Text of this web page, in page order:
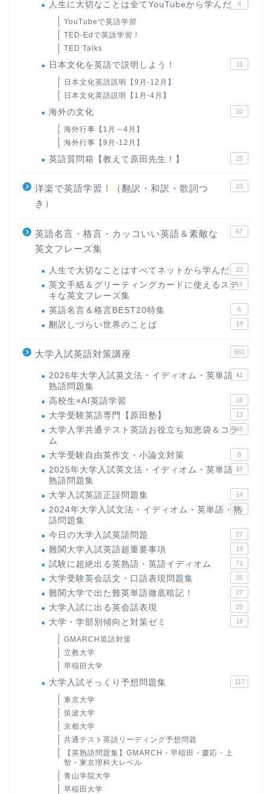
人生に大切なことは全てYouTubeから学んだ 4
YouTubeで英語学習
TED-Edで英語学習！
TED Talks
日本文化を英語で説明しよう！ 11
日本文化英語説明【9月-12月】
日本文化英語説明【1月-4月】
海外の文化 10
海外行事【1月～4月】
海外行事【9月-12月】
英語質問箱【教えて原田先生！】 25
洋楽で英語学習！（翻訳・和訳・歌詞つ
き）
23
英語名言・格言・カッコいい英語＆素敵な
英文フレーズ集
67
人生で大切なことはすべてネットから学んだ 23
英文手紙＆グリーティングカードに使えるステ
キな英文フレーズ集
19
英語名言＆格言BEST20特集 6
翻訳しづらい世界のことば 18
大学入試英語対策講座 661
2026年大学入試英文法・イディオム・英単語・
熟語問題集
11
高校生×AI英語学習 16
大学受験英語専門【原田塾】 13
大学入学共通テスト英語お役立ち知恵袋＆コラ
ム
45
大学受験自由英作文・小論文対策 8
2025年大学入試英文法・イディオム・英単語・
熟語問題集
18
大学入試英語正誤問題集 14
2024年大学入試文法・イディオム・英単語・熟
語問題集
15
今日の大学入試英語問題 27
難関大学入試英語超重要事項 19
試験に超絶出る英熟語・英語イディオム 71
大学受験英会話文・口語表現問題集 35
難関大学で出た難英単語徹底暗記！ 27
大学入試に出る英会話表現 29
大学・学部別傾向と対策ゼミ 18
GMARCH英語対策
立教大学
早稲田大学
大学入試そっくり予想問題集 117
東京大学
筑波大学
京都大学
共通テスト英語リーディング予想問題
【英熟語問題集】GMARCH・早稲田・慶応・上
智・東京理科大レベル
青山学院大学
早稲田大学